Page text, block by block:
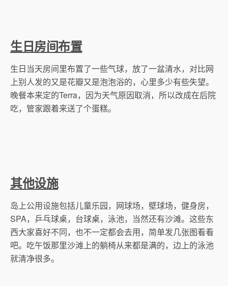
生日房间布置
生日当天房间里布置了一些气球，放了一盆清水，对比网
上别人发的又是花瓣又是泡泡浴的，心里多少有些失望。
晚餐本来定的Terra，因为天气原因取消，所以改成在后院
吃，管家跟着来送了个蛋糕。
其他设施
岛上公用设施包括儿童乐园，网球场，壁球场，健身房，
SPA，乒乓球桌，台球桌，泳池，当然还有沙滩。这些东
西大家喜好不同，也不一定都会去用，简单发几张图看看
吧。吃午饭那里沙滩上的躺椅从来都是满的，边上的泳池
就清净很多。